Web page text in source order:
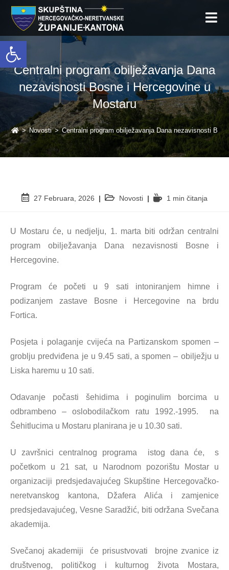
Open toolbar
Centralni program obilježavanja Dana
nezavisnosti Bosne i Hercegovine u
Mostaru
> Novosti > Centralni program obilježavanja Dana nezavisnosti
27 Februara, 2026 Novosti 1 min čitanja
U Mostaru će, u nedjelju, 1. marta biti održan centralni
program obilježavanja Dana nezavisnosti Bosne i
Hercegovine.
Program će početi u 9 sati intoniranjem himne i
podizanjem zastave Bosne i Hercegovine na brdu
Fortica.
Posjeta i polaganje cvijeća na Partizanskom spomen –
groblju predviđena je u 9.45 sati, a spomen – obilježju u
Liska haremu u 10 sati.
Odavanje počasti šehidima i poginulim borcima u
odbrambeno – oslobodilačkom ratu 1992.-1995. na
Šehitlucima u Mostaru planirana je u 10.30 sati.
U završnici centralnog programa istog dana će, s
početkom u 21 sat, u Narodnom pozorištu Mostar u
organizaciji predsjedavajućeg Skupštine Hercegovačko-
neretvanskog kantona, Džafera Alića i zamjenice
predsjedavajućeg, Vesne Saradžić, biti održana Svečana
akademija.
Svečanoj akademiji će prisustvovati brojne zvanice iz
društvenog, političkog i kulturnog života Mostara,